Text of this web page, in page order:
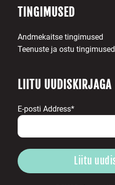
TINGIMUSED
Andmekaitse tingimused
Teenuste ja ostu tingimused
LIITU UUDISKIRJAGA
E-posti Address*